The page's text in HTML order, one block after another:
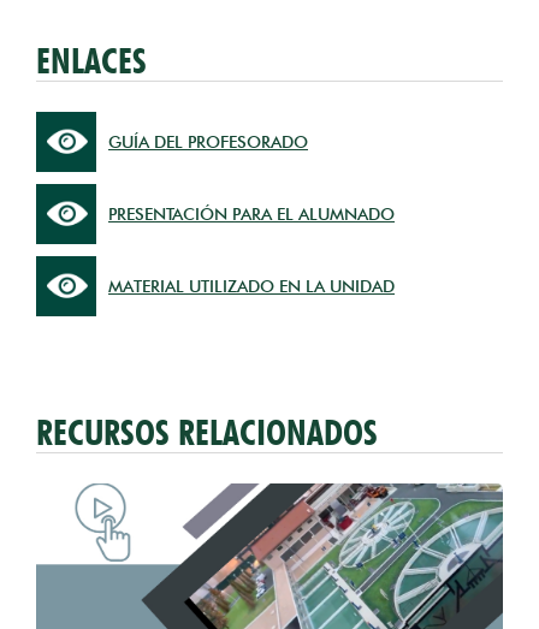
ENLACES
GUÍA DEL PROFESORADO
PRESENTACIÓN PARA EL ALUMNADO
MATERIAL UTILIZADO EN LA UNIDAD
RECURSOS RELACIONADOS